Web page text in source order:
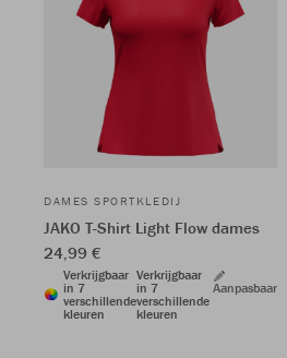
DAMES SPORTKLEDIJ
JAKO T-Shirt Light Flow dames
24,99 €
Verkrijgbaar
in 7
verschillende
kleuren
Verkrijgbaar
in 7
verschillende
kleuren
Aanpasbaar